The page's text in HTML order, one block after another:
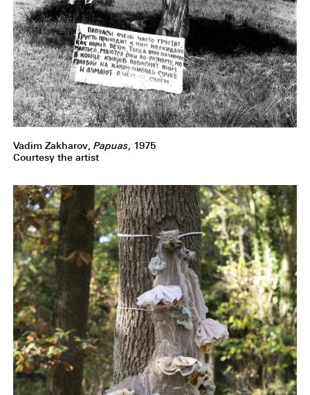
Vadim Zakharov, Papuas, 1975
Courtesy the artist